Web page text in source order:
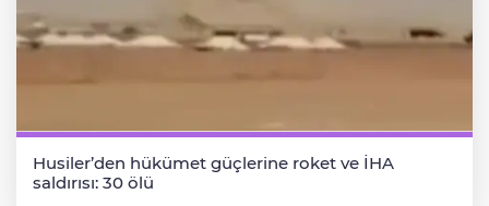
Husiler’den hükümet güçlerine roket ve İHA
saldırısı: 30 ölü